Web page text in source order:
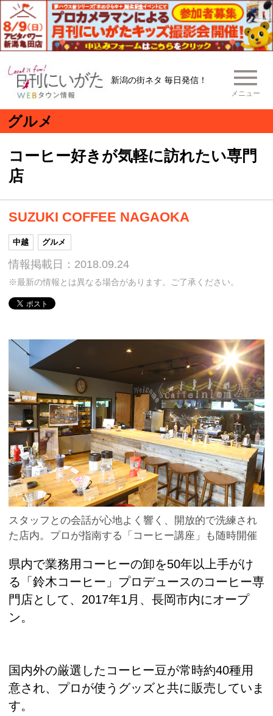
新潟の街ネタ 毎日発信！
メニュー
グルメ
コーヒー好きが気軽に訪れたい専門
店
SUZUKI COFFEE NAGAOKA
中越 グルメ
情報掲載日：2018.09.24
※最新の情報とは異なる場合があります。ご了承ください。
スタッフとの会話が心地よく響く、開放的で洗練され
た店内。プロが指南する「コーヒー講座」も随時開催
県内で業務用コーヒーの卸を50年以上手がけ
る「鈴木コーヒー」プロデュースのコーヒー専
門店として、2017年1月、長岡市内にオープ
ン。
国内外の厳選したコーヒー豆が常時約40種用
意され、プロが使うグッズと共に販売していま
す。